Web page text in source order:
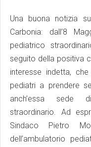
Una buona notizia
Carbonia: dall’8
pediatrico
seguito della positiva
interesse indetta,
pediatri a prendere
anch’essa sede
straordinario. Ad
Sindaco Pietro
dell’ambulatorio